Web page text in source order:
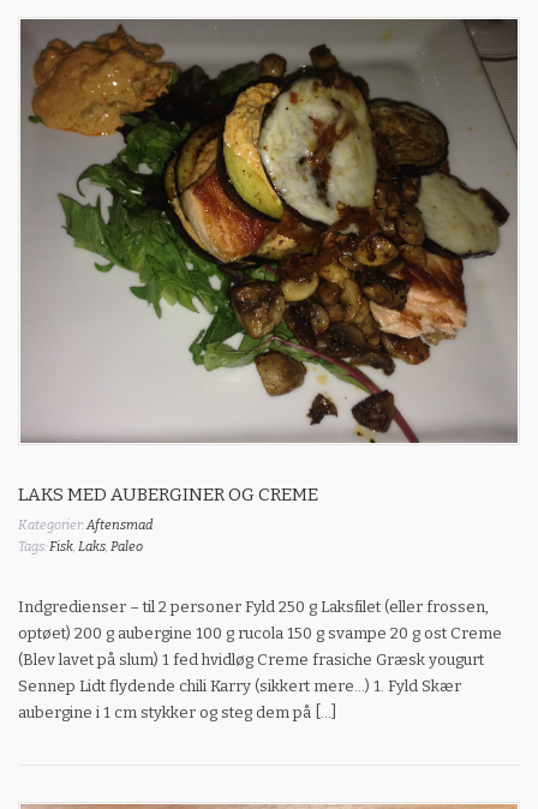
LAKS MED AUBERGINER OG CREME
Kategorier:Aftensmad
Tags:Fisk, Laks, Paleo
Indgredienser – til 2 personer Fyld 250 g Laksfilet (eller frossen,
optøet) 200 g aubergine 100 g rucola 150 g svampe 20 g ost Creme
(Blev lavet på slum) 1 fed hvidløg Creme frasiche Græsk yougurt
Sennep Lidt flydende chili Karry (sikkert mere…) 1. Fyld Skær
aubergine i 1 cm stykker og steg dem på […]